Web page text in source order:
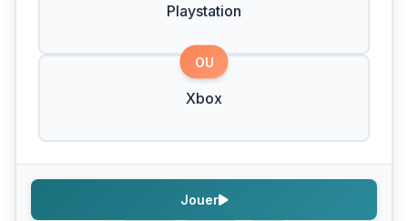
Playstation
OU
Xbox
Jouer